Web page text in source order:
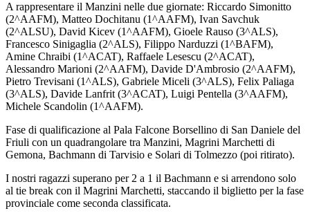
A rappresentare il Manzini nelle due giornate: Riccardo Simonitto
(2^AAFM), Matteo Dochitanu (1^AAFM), Ivan Savchuk
(2^ALSU), David Kicev (1^AAFM), Gioele Rauso (3^ALS),
Francesco Sinigaglia (2^ALS), Filippo Narduzzi (1^BAFM),
Amine Chraibi (1^ACAT), Raffaele Lesescu (2^ACAT),
Alessandro Marioni (2^AAFM), Davide D'Ambrosio (2^AAFM),
Pietro Trevisani (1^ALS), Gabriele Miceli (3^ALS), Felix Paliaga
(3^ALS), Davide Lanfrit (3^ACAT), Luigi Pentella (3^AAFM),
Michele Scandolin (1^AAFM).
Fase di qualificazione al Pala Falcone Borsellino di San Daniele del
Friuli con un quadrangolare tra Manzini, Magrini Marchetti di
Gemona, Bachmann di Tarvisio e Solari di Tolmezzo (poi ritirato).
I nostri ragazzi superano per 2 a 1 il Bachmann e si arrendono solo
al tie break con il Magrini Marchetti, staccando il biglietto per la fase
provinciale come seconda classificata.